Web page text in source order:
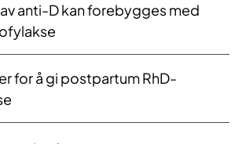
anti-D kan forebygges med
for å gi postpartum RhD-